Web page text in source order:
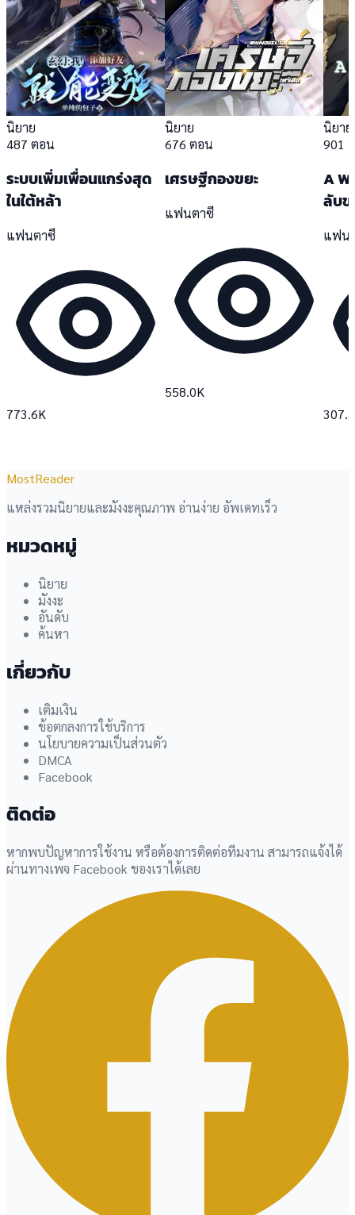
นิยาย
487 ตอน
ระบบเพิ่มเพื่อนแกร่งสุด
ในใต้หล้า
แฟนตาซี
773.6K
นิยาย
676 ตอน
เศรษฐีกองขยะ
แฟนตาซี
558.0K
นิยาย
901
A
ลับ
แฟน
MostReader
แหล่งรวมนิยายและมังงะคุณภาพ อ่านง่าย อัพเดทเร็ว
หมวดหมู่
นิยาย
มังงะ
อันดับ
ค้นหา
เกี่ยวกับ
เติมเงิน
ข้อตกลงการใช้บริการ
นโยบายความเป็นส่วนตัว
DMCA
Facebook
ติดต่อ
หากพบปัญหาการใช้งาน หรือต้องการติดต่อทีมงาน สามารถแจ้งได้
ผ่านทางเพจ Facebook ของเราได้เลย